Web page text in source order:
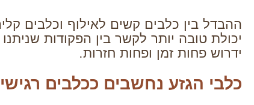
ההבדל בין כלבים קשים לאילוף וכלבים
יכולת טובה יותר לקשר בין הפקודות
ידרוש פחות זמן ופחות חזרות.
כלבי הגזע נחשבים ככלבים